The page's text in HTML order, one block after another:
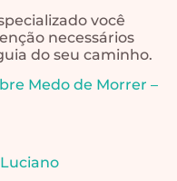
você
necessários
do seu caminho.
Medo de Morrer –